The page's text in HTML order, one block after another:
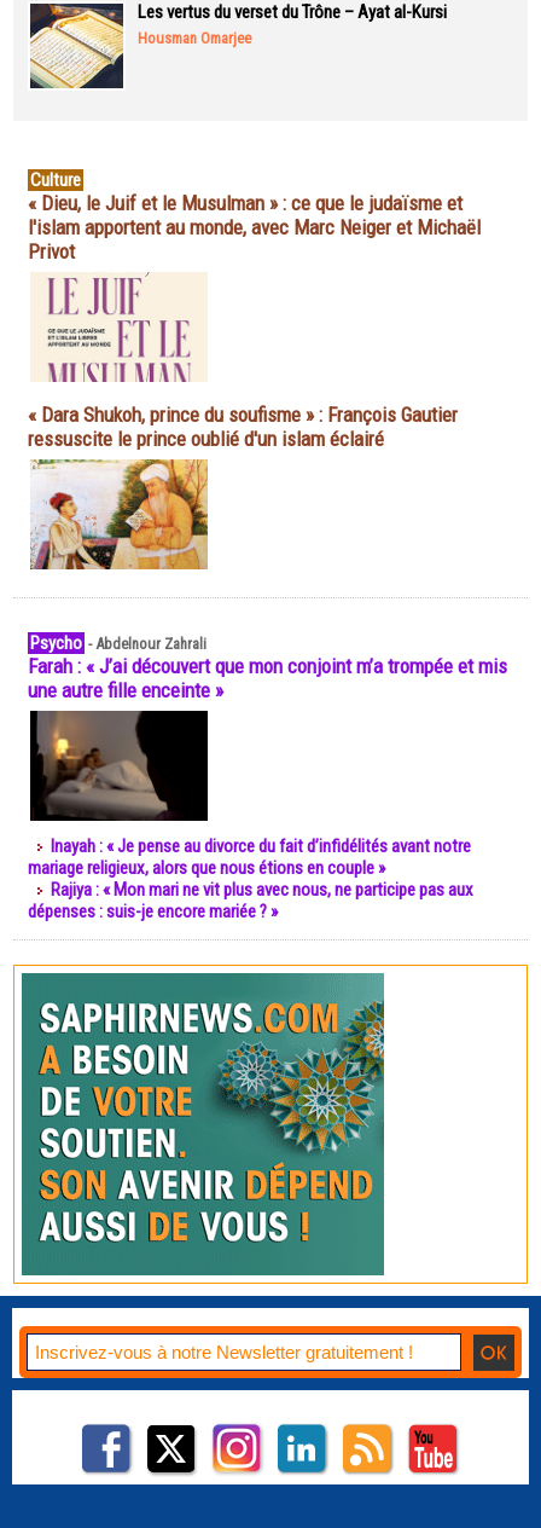
Les vertus du verset du Trône – Ayat al-Kursi
Housman Omarjee
Culture
« Dieu, le Juif et le Musulman » : ce que le judaïsme et
l'islam apportent au monde, avec Marc Neiger et Michaël
Privot
« Dara Shukoh, prince du soufisme » : François Gautier
ressuscite le prince oublié d'un islam éclairé
Psycho -Abdelnour Zahrali
Farah : « J’ai découvert que mon conjoint m’a trompée et mis
une autre fille enceinte »
Inayah : « Je pense au divorce du fait d’infidélités avant notre
mariage religieux, alors que nous étions en couple »
Rajiya : « Mon mari ne vit plus avec nous, ne participe pas aux
dépenses : suis-je encore mariée ? »